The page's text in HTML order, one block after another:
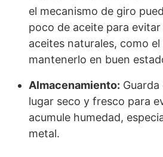
el mecanismo de giro
poco de aceite para evitar
aceites naturales, como
mantenerlo en buen
Almacenamiento:
lugar seco y fresco para
acumule humedad,
metal.